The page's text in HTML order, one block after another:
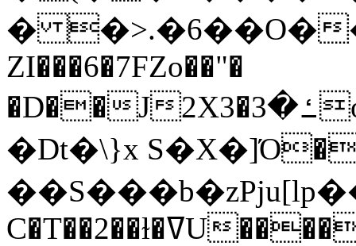
� �>.�6��O�
ZI���6�7FZo��"�
�D��J2X3�ߑ�3o�|aak�q�@����]�K���w���r;�
�Dt�\}x
C�T��2��ɫ�ߜU����2�L�����m" �